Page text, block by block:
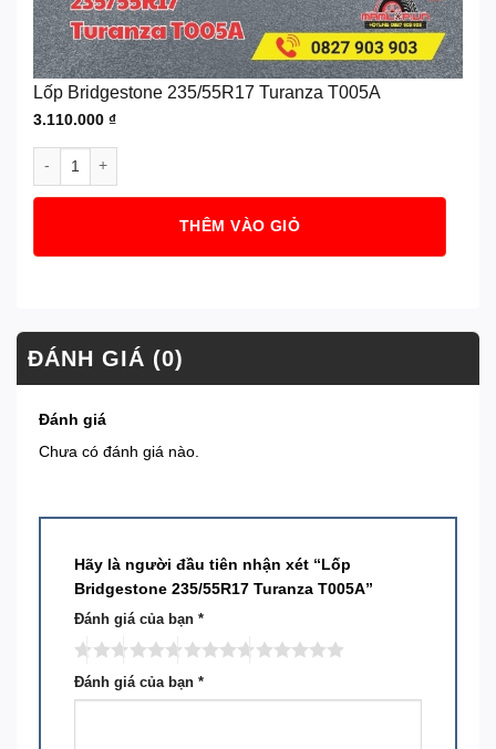
Lốp Bridgestone 235/55R17 Turanza T005A
3.110.000 ₫
THÊM VÀO GIỎ
ĐÁNH GIÁ (0)
Đánh giá
Chưa có đánh giá nào.
Hãy là người đầu tiên nhận xét “Lốp
Bridgestone 235/55R17 Turanza T005A”
Đánh giá của bạn *
Đánh giá của bạn *